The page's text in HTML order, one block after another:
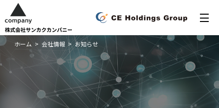
ホーム > 会社情報>お知らせ